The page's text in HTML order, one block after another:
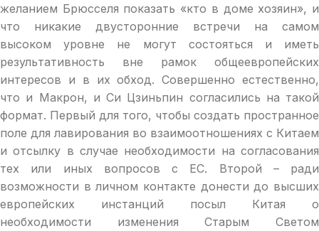
желанием Брюсселя показать «кто в доме хозяин», и
что никакие двусторонние встречи на самом
высоком уровне не могут состояться и иметь
результативность вне рамок общеевропейских
интересов и в их обход. Совершенно естественно,
что и Макрон, и Си Цзиньпин согласились на такой
формат. Первый для того, чтобы создать пространное
поле для лавирования во взаимоотношениях с Китаем
и отсылку в случае необходимости на согласования
тех или иных вопросов с ЕС. Второй – ради
возможности в личном контакте донести до высших
европейских инстанций посыл Китая о
необходимости изменения Старым Светом